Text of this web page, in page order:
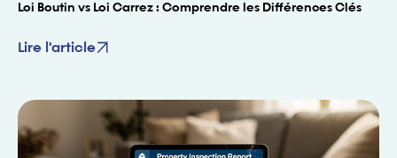
Loi Boutin vs Loi Carrez : Comprendre les Différences Clés
Lire l'article